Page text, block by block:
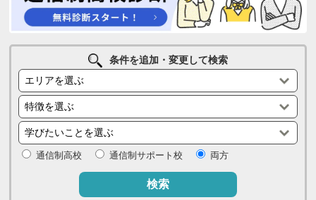
条件を追加・変更して検索
通信制高校 通信制サポート校 両方
検索